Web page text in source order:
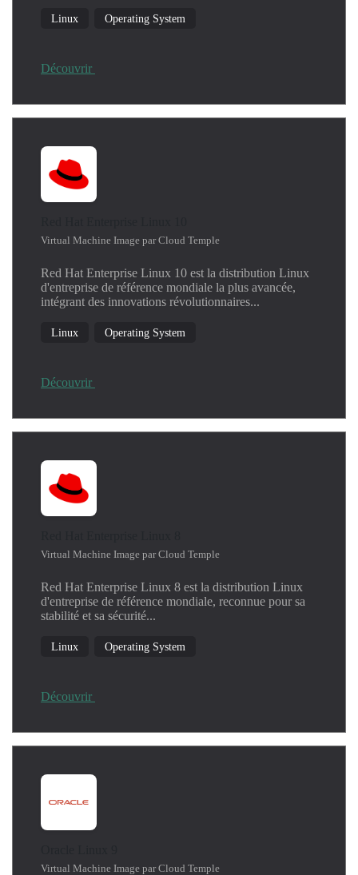
Network
Productivity
SIEM
Windows
Linux Operating System
Découvrir
Virtual Machine Image par Cloud Temple
Red Hat Enterprise Linux 10 est la distribution Linux
d'entreprise de référence mondiale la plus avancée,
intégrant des innovations révolutionnaires...
Linux Operating System
Découvrir
Virtual Machine Image par Cloud Temple
Red Hat Enterprise Linux 8 est la distribution Linux
d'entreprise de référence mondiale, reconnue pour sa
stabilité et sa sécurité...
Linux Operating System
Découvrir
Virtual Machine Image par Cloud Temple